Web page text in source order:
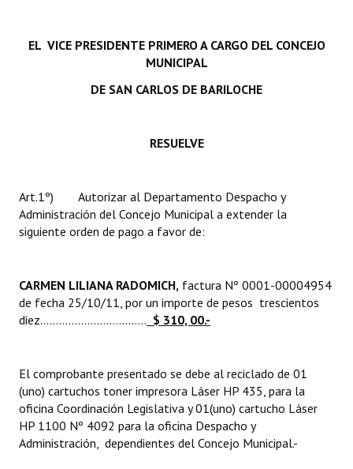
Registros y Distinciones
Premio al Mérito - Registro
Mujeres que Dejaron Huellas - Registro
Ciudadano Ilustre - Registro
Banca del Vecino - Registro
Antiguos Pobladores - Registro
Reconocimientos - Registro
Bariloche, Municipio intercultural
EL VICE PRESIDENTE PRIMERO A CARGO DEL CONCEJO
MUNICIPAL
DE SAN CARLOS DE BARILOCHE
RESUELVE
Art.1º) Autorizar al Departamento Despacho y
Administración del Concejo Municipal a extender la
siguiente orden de pago a favor de:
CARMEN LILIANA RADOMICH, factura Nº 0001-00004954
de fecha 25/10/11, por un importe de pesos trescientos
diez.................................. $ 310, 00.-
El comprobante presentado se debe al reciclado de 01
(uno) cartuchos toner impresora Láser HP 435, para la
oficina Coordinación Legislativa y 01(uno) cartucho Láser
HP 1100 Nº 4092 para la oficina Despacho y
Administración, dependientes del Concejo Municipal.-